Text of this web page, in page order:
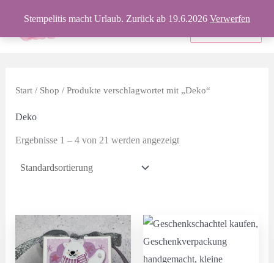
Stempelitis macht Urlaub. Zurück ab 19.6.2026 Verwerfen
springen
Produkte
Start/ Shop / Produkte verschlagwortet mit „Deko“
Deko
Ergebnisse 1 – 4 von 21 werden angezeigt